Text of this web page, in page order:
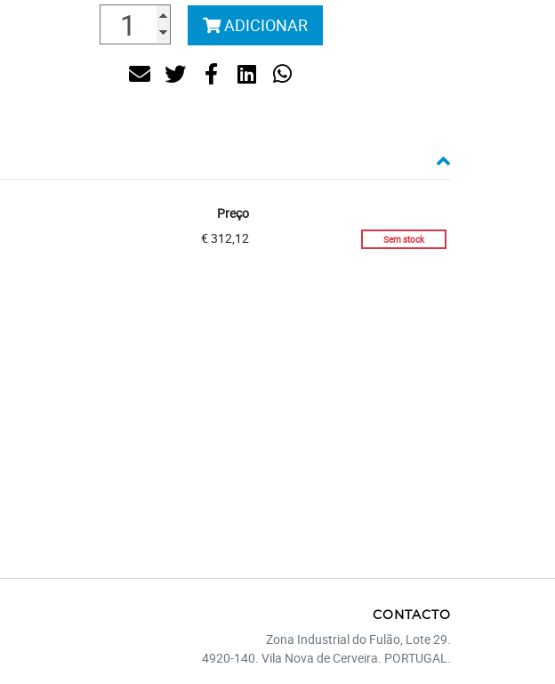
ADICIONAR
Preço
€ 312,12 Sem stock
CONTACTO
Zona Industrial do Fulão, Lote 29.
4920-140. Vila Nova de Cerveira. PORTUGAL.